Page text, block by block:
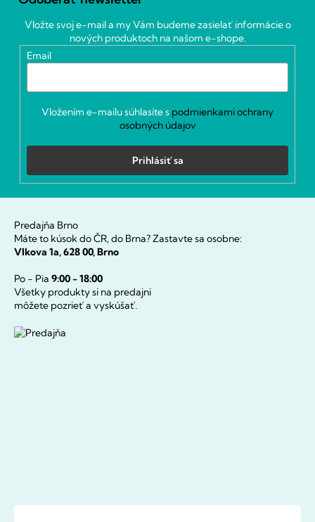
Vložte svoj e-mail a my Vám budeme zasielať informácie o
nových produktoch na našom e-shope.
Email
Vložením e-mailu súhlasíte s podmienkami ochrany
osobných údajov
Prihlásiť sa
Predajňa Brno
Máte to kúsok do ČR, do Brna? Zastavte sa osobne:
Vlkova 1a, 628 00, Brno
Po - Pia 9:00 - 18:00
Všetky produkty si na predajni
môžete pozrieť a vyskúšať.